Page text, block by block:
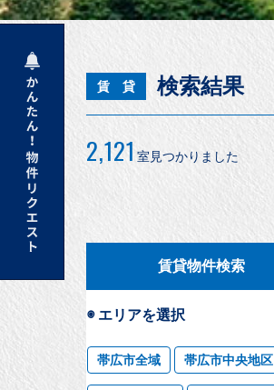
賃 貸 検索結果
2,121 室見つかりました
賃貸物件検索
◉ エリアを選択
帯広市全域 帯広市中央地区